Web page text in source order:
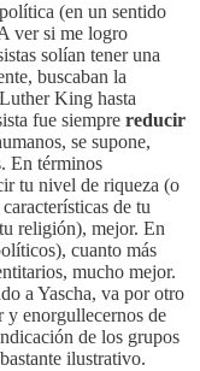
(en un sentido
ver si me logro
solían tener una
buscaban la
King hasta
fue siempre reducir
se supone,
En términos
tu nivel de riqueza (o
de tu
religión), mejor. En
cuanto más
mucho mejor.
a Yascha, va por otro
y enorgullecernos de
de los grupos
ilustrativo.